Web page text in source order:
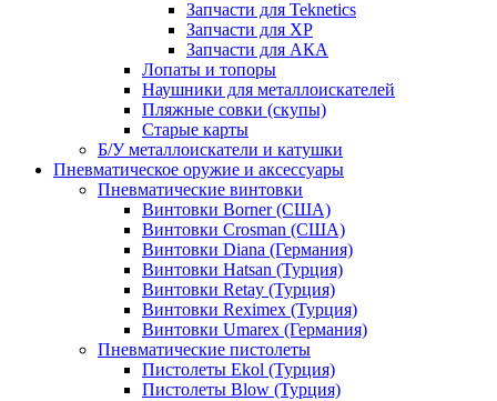
Запчасти для Teknetics
Запчасти для XP
Запчасти для АКА
Лопаты и топоры
Наушники для металлоискателей
Пляжные совки (скупы)
Старые карты
Б/У металлоискатели и катушки
Пневматическое оружие и аксессуары
Пневматические винтовки
Винтовки Borner (США)
Винтовки Crosman (США)
Винтовки Diana (Германия)
Винтовки Hatsan (Турция)
Винтовки Retay (Турция)
Винтовки Reximex (Турция)
Винтовки Umarex (Германия)
Пневматические пистолеты
Пистолеты Ekol (Турция)
Пистолеты Blow (Турция)